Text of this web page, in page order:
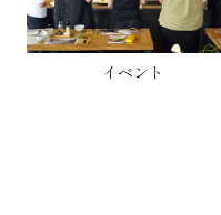
イベント